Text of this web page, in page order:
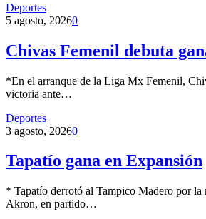
Deportes
5 agosto, 20260
Chivas Femenil debuta
*En el arranque de la Liga Mx Femenil,
victoria ante…
Deportes
3 agosto, 20260
Tapatío gana en Expansión
* Tapatío derrotó al Tampico Madero por la
Akron, en partido…